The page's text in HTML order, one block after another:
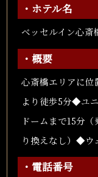
・ホテル名
ベッセルイン心斎
・概要
心斎橋エリアに
より徒歩5分◆ユ
ドームまで15分
り換えなし）◆
・電話番号